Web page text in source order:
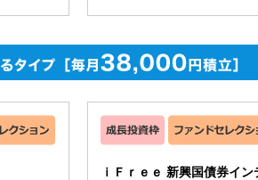
ｉＦｒｅｅ 新興国債券イン